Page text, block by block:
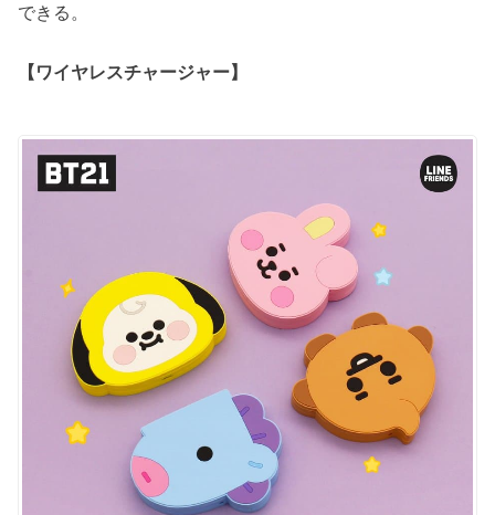
できる。
【ワイヤレスチャージャー】